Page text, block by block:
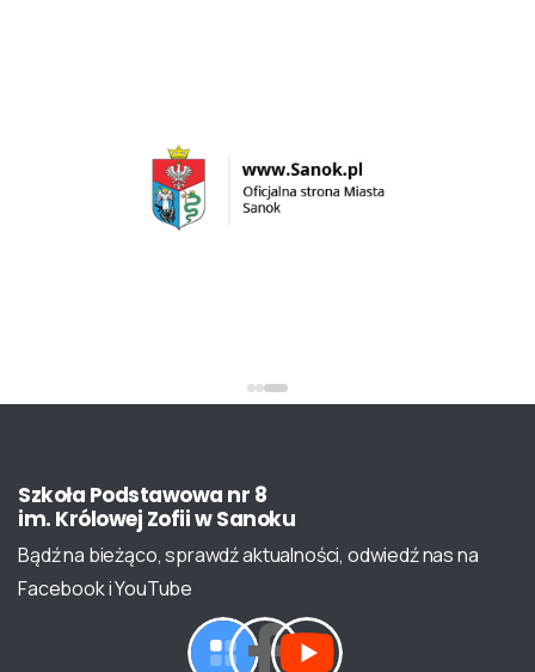
Szkoła Podstawowa nr 8
im. Królowej ZofiiwSanoku
Bądź na bieżąco, sprawdź aktualności, odwiedź nas na
Facebook i YouTube